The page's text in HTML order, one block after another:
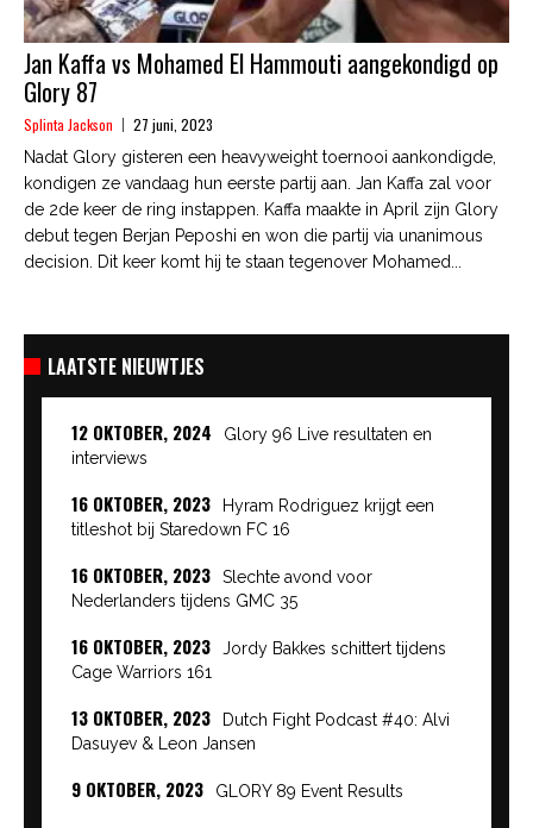
Jan Kaffa vs Mohamed El Hammouti aangekondigd op
Glory 87
Splinta Jackson 27 juni, 2023
Nadat Glory gisteren een heavyweight toernooi aankondigde,
kondigen ze vandaag hun eerste partij aan. Jan Kaffa zal voor
de 2de keer de ring instappen. Kaffa maakte in April zijn Glory
debut tegen Berjan Peposhi en won die partij via unanimous
decision. Dit keer komt hij te staan tegenover Mohamed...
LAATSTE NIEUWTJES
12 OKTOBER, 2024
Glory 96 Live resultaten en
interviews
16 OKTOBER, 2023
Hyram Rodriguez krijgt een
titleshot bij Staredown FC 16
16 OKTOBER, 2023
Slechte avond voor
Nederlanders tijdens GMC 35
16 OKTOBER, 2023
Jordy Bakkes schittert tijdens
Cage Warriors 161
13 OKTOBER, 2023
Dutch Fight Podcast #40: Alvi
Dasuyev & Leon Jansen
9 OKTOBER, 2023 GLORY 89 Event Results